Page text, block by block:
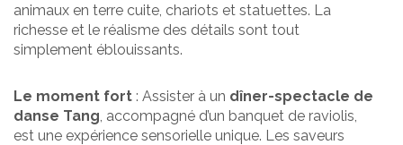
animaux en terre cuite, chariots et statuettes. La
richesse et le réalisme des détails sont tout
simplement éblouissants.
Le moment fort : Assister à un dîner-spectacle de
danse Tang , accompagné d’un banquet de raviolis,
est une expérience sensorielle unique. Les saveurs